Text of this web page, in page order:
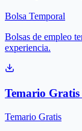
Bolsa Temporal
Bolsas de empleo
experiencia.
Temario Gratis
Temario Gratis